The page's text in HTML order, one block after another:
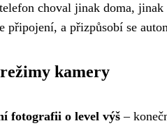
choval jinak doma,
připojení, a přizpůsobí se
kamery
fotografii o level výš –